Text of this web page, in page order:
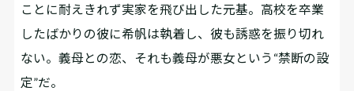
ことに耐えきれず実家を飛び出した元基。高校を卒業
したばかりの彼に希帆は執着し、彼も誘惑を振り切れ
ない。義母との恋、それも義母が悪女という“禁断の設
定”だ。